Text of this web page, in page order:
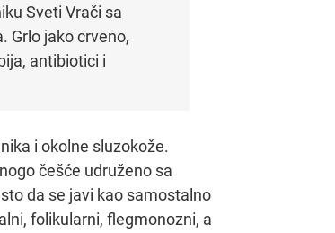
Sveti Vrači sa
Grlo jako crveno,
antibiotici i
i okolne sluzokože.
češće udruženo sa
da se javi kao samostalno
folikularni, flegmonozni, a